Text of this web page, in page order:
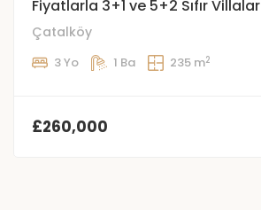
Fiyatlarla 3+1 ve 5+2 Sıfır Villalar
Çatalköy
3 Yo 1 Ba 235 m2
£260,000